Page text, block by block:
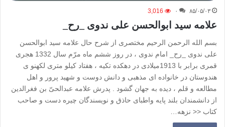
۸۵/۰۵/۰۳ ۰ 3,016
علامه سید ابوالحسن علی ندوی _رح_
بسم الله الرحمن الرحیم مختصری از شرح حال علامه سید ابوالحسن
علی ندوی _رح_ امام ندوی ، در روز ششم ماه مرّم سال 1332 هجری
قمری برابر با 1913میلادی در دهکده تکیه ، هفتاد کیلو متری لکهنو ی
هندوستان در خانواده ای مذهبی و دانش دوست و شهید پرور و اهل
مطالعه و قلم ، دیده به جهان گشود . پدرش علامه عبدالحیّ بن فغرالدین
از دانشمندان بلند پایه واطبای حاذق و نویسندگان چیره دست و صاحب
کتاب << نزهه…